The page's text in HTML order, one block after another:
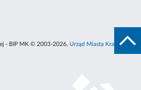
- BIP MK © 2003-2026, Urząd Miasta Krakowa